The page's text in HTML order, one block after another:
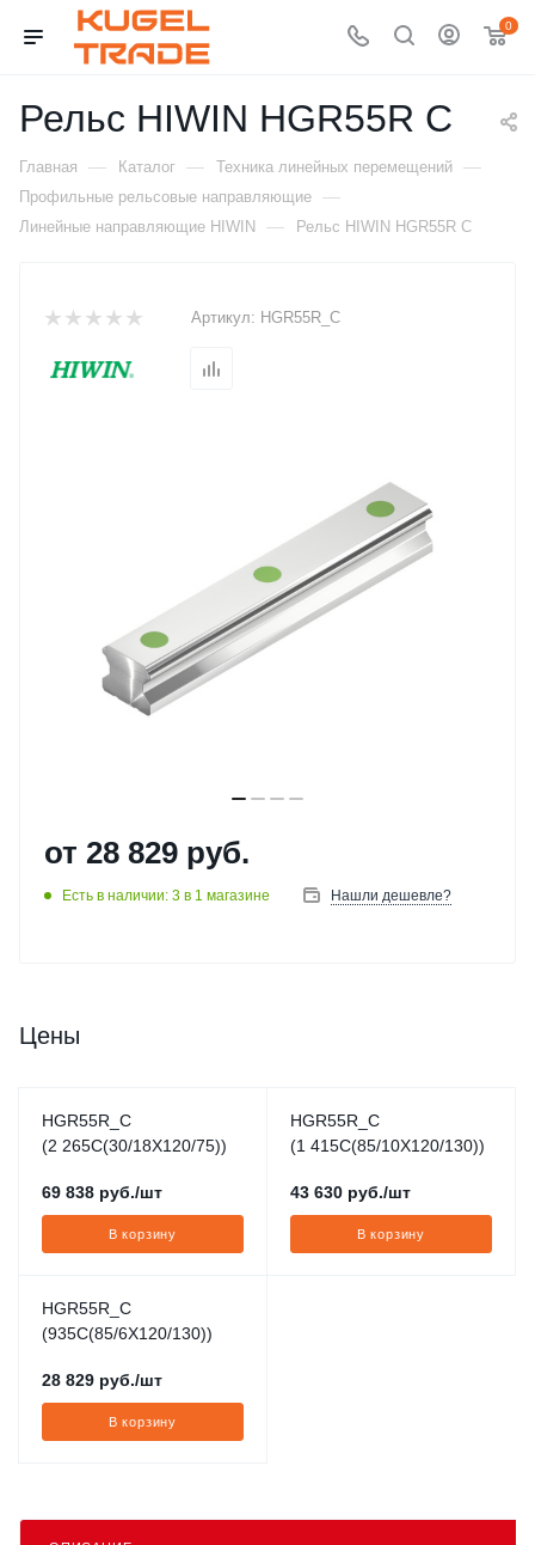
0
Рельс HIWIN HGR55R C
Главная — Каталог — Техника линейных перемещений —
Профильные рельсовые направляющие —
Линейные направляющие HIWIN — Рельс HIWIN HGR55R C
Артикул: HGR55R_C
от 28 829 руб.
Есть в наличии: 3 в 1 магазине Нашли дешевле?
Цены
HGR55R_C
(2 265C(30/18X120/75))
69 838 руб./шт
В корзину
HGR55R_C
(1 415C(85/10X120/130))
43 630 руб./шт
В корзину
HGR55R_C
(935C(85/6X120/130))
28 829 руб./шт
В корзину